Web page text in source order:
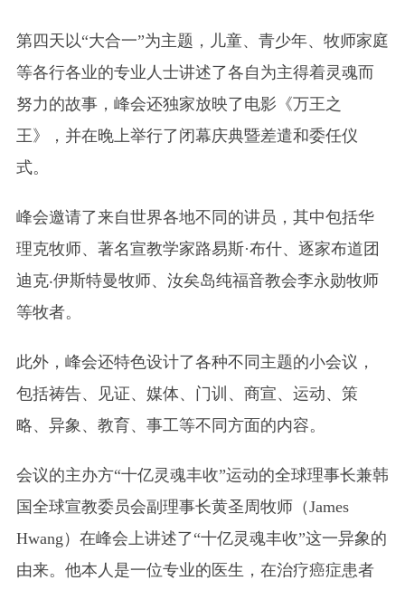
第四天以“大合一”为主题，儿童、青少年、牧师家庭
等各行各业的专业人士讲述了各自为主得着灵魂而
努力的故事，峰会还独家放映了电影《万王之
王》，并在晚上举行了闭幕庆典暨差遣和委任仪
式。
峰会邀请了来自世界各地不同的讲员，其中包括华
理克牧师、著名宣教学家路易斯·布什、逐家布道团
迪克‧伊斯特曼牧师、汝矣岛纯福音教会李永勋牧师
等牧者。
此外，峰会还特色设计了各种不同主题的小会议，
包括祷告、见证、媒体、门训、商宣、运动、策
略、异象、教育、事工等不同方面的内容。
会议的主办方“十亿灵魂丰收”运动的全球理事长兼韩
国全球宣教委员会副理事长黄圣周牧师（James
Hwang）在峰会上讲述了“十亿灵魂丰收”这一异象的
由来。他本人是一位专业的医生，在治疗癌症患者